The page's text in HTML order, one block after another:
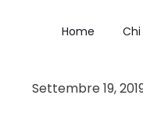
Home
Settembre 19,